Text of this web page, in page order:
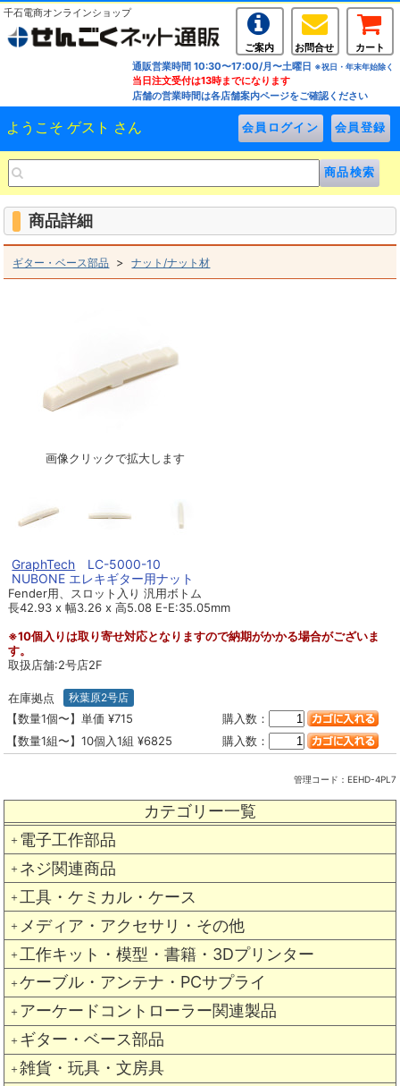
千石電商オンラインショップ
ご案内 お問合せ
カート
通販営業時間 10:30〜17:00/月〜土曜日 ※祝日・年末年始除く
当日注文受付は13時までになります
店舗の営業時間は各店舗案内ページをご確認ください
ようこそ ゲスト さん
カテゴリー一覧
＋ 電子工作部品
＋ ネジ関連商品
＋ 工具・ケミカル・ケース
＋ メディア・アクセサリ・その他
＋ 工作キット・模型・書籍・3Dプリンター
＋ ケーブル・アンテナ・PCサプライ
＋ アーケードコントローラー関連製品
＋ ギター・ベース部品
＋ 雑貨・玩具・文房具
商品詳細
ギター・ベース部品 >ナット/ナット材
画像クリックで拡大します
GraphTech LC-5000-10
NUBONE エレキギター用ナット
Fender用、スロット入り 汎用ボトム
長42.93 x 幅3.26 x 高5.08 E-E:35.05mm
※10個入りは取り寄せ対応となりますので納期がかかる場合がございま
す。
取扱店舗:2号店2F
在庫拠点 秋葉原2号店
【数量1個〜】単価 ¥715
購入数：
【数量1組〜】10個入1組 ¥6825
購入数：
管理コード： EEHD-4PL7